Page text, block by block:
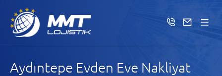
Aydıntepe Evden Eve Nakliyat